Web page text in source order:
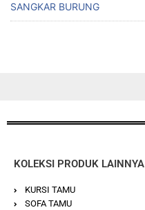
SANGKAR BURUNG
KOLEKSI PRODUK LAINNYA
KURSI TAMU
SOFA TAMU